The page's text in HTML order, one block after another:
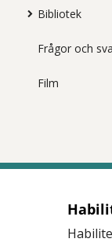
Bibliotek
Frågor och
Film